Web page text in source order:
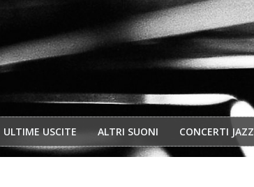
ULTIME USCITE ALTRI SUONI CONCERTI JAZZ